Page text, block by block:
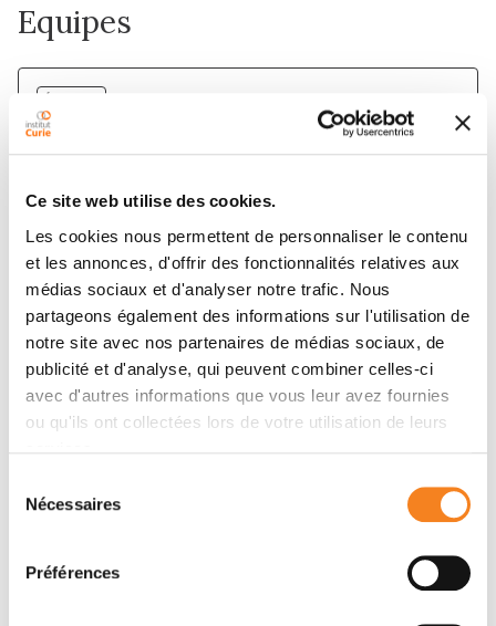
Ce site web utilise des cookies.
Les cookies nous permettent de personnaliser le contenu
et les annonces, d'offrir des fonctionnalités relatives aux
médias sociaux et d'analyser notre trafic. Nous
partageons également des informations sur l'utilisation de
notre site avec nos partenaires de médias sociaux, de
publicité et d'analyse, qui peuvent combiner celles-ci
avec d'autres informations que vous leur avez fournies
ou qu'ils ont collectées lors de votre utilisation de leurs
Nécessaires
Préférences
Equipes
Signalisation et Progression Tumorale
ALAIN EYCHENE
Membres